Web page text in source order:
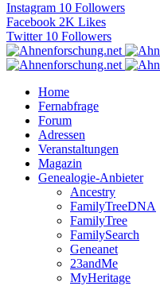
Instagram 10 Followers
Facebook 2K Likes
Twitter 10 Followers
Home
Fernabfrage
Forum
Adressen
Veranstaltungen
Magazin
Genealogie-Anbieter
Ancestry
FamilyTreeDNA
FamilyTree
FamilySearch
Geneanet
23andMe
MyHeritage